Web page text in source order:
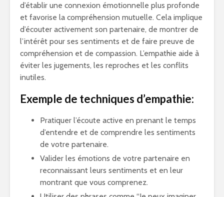
d’établir une connexion émotionnelle plus profonde
et favorise la compréhension mutuelle. Cela implique
d’écouter activement son partenaire, de montrer de
l’intérêt pour ses sentiments et de faire preuve de
compréhension et de compassion. L’empathie aide à
éviter les jugements, les reproches et les conflits
inutiles.
Exemple de techniques d’empathie:
Pratiquer l’écoute active en prenant le temps
d’entendre et de comprendre les sentiments
de votre partenaire.
Valider les émotions de votre partenaire en
reconnaissant leurs sentiments et en leur
montrant que vous comprenez.